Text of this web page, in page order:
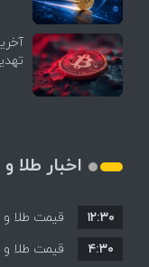
اخبار طلا و
قیمت ها +
۱۲:۳۰
قیمت طلا و سکه
۴:۳۰